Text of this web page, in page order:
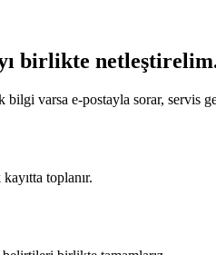
birlikte
bilgi varsa e-postayla sorar, servis
toplanır.